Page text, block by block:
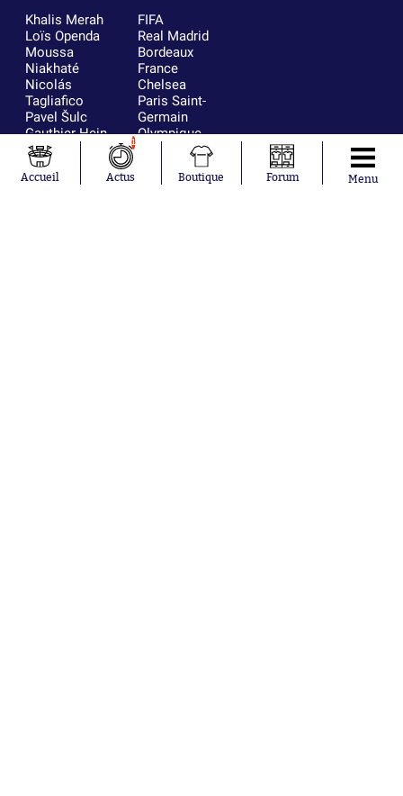
Khalis Merah
Loïs Openda
Moussa
Niakhaté
Nicolás
Tagliafico
Pavel Šulc
Gauthier Hein
Lionel Messi
Gonzalo
García Torres
FIFA
Real Madrid
Bordeaux
France
Chelsea
Paris Saint-
Germain
Olympique
RC Strasbourg
Accueil
1
Actus Boutique Forum Menu